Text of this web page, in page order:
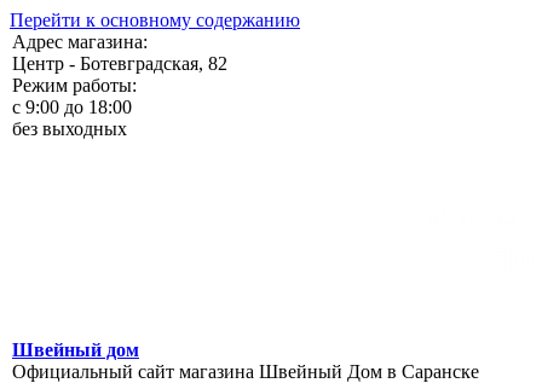
Перейти к основному содержанию
Адрес магазина:
Центр - Ботевградская, 82
Режим работы:
c 9:00 до 18:00
без выходных
Швейный дом
Официальный сайт магазина Швейный Дом в Саранске